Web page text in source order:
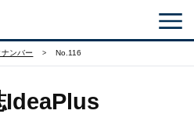
ンバー No.116
IdeaPlus